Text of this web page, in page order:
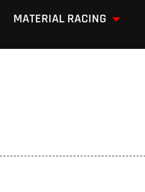
MATERIAL RACING